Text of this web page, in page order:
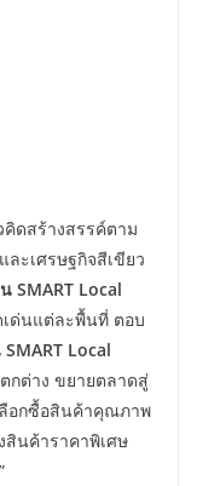
ดสร้างสรรค์ตาม
ะเศรษฐกิจสีเขียว
SMART Local
ด่นแต่ละพื้นที่ ตอบ
Local
ต่าง ขยายตลาดสู่
อกซื้อสินค้าคุณภาพ
สินค้าราคาพิเศษ